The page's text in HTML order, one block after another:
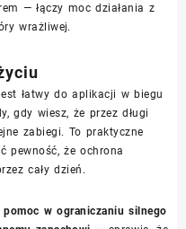
— łączy moc działania z
wrażliwej.
łatwy do aplikacji w biegu
gdy wiesz, że przez długi
zabiegi. To praktyczne
pewność, że ochrona
cały dzień.
pomoc w ograniczaniu silnego